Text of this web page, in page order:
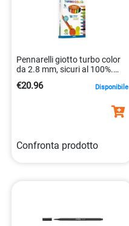
Pennarelli giotto turbo color
da 2.8 mm, sicuri al 100%.
€20.96 Disponibile
Confronta prodotto